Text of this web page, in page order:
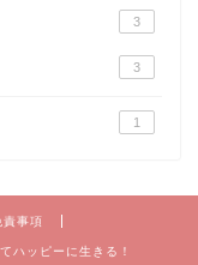
3
3
1
責事項
ッピーに生きる！